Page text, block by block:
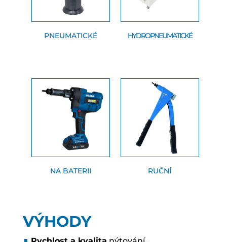
PNEUMATICKÉ HYDROPNEUMATICKÉ
NA BATERII RUČNÍ
VÝHODY